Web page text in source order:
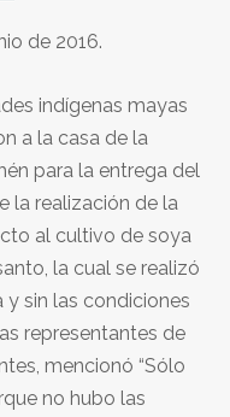
de 2016.
indígenas mayas
a la casa de la
para la entrega del
la realización de la
al cultivo de soya
la cual se realizó
sin las condiciones
representantes de
mencionó “Sólo
no hubo las